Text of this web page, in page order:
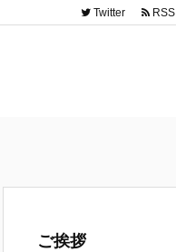
Twitter RSS
ご挨拶